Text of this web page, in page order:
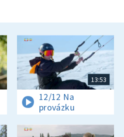
13:53
12/12 Na
provázku